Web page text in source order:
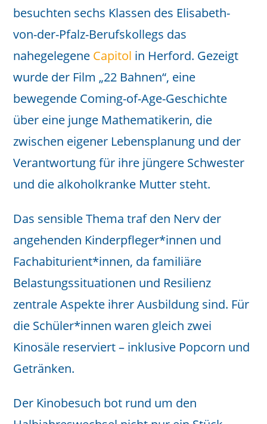
besuchten sechs Klassen des Elisabeth-
von-der-Pfalz-Berufskollegs das
nahegelegene Capitol in Herford. Gezeigt
wurde der Film „22 Bahnen“, eine
bewegende Coming-of-Age-Geschichte
über eine junge Mathematikerin, die
zwischen eigener Lebensplanung und der
Verantwortung für ihre jüngere Schwester
und die alkoholkranke Mutter steht.
Das sensible Thema traf den Nerv der
angehenden Kinderpfleger*innen und
Fachabiturient*innen, da familiäre
Belastungssituationen und Resilienz
zentrale Aspekte ihrer Ausbildung sind. Für
die Schüler*innen waren gleich zwei
Kinosäle reserviert – inklusive Popcorn und
Getränken.
Der Kinobesuch bot rund um den